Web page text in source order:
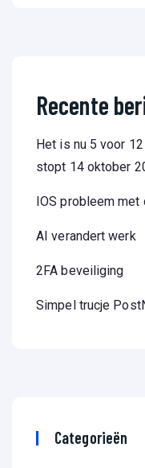
Recente
Het is nu 5 voor
stopt 14 oktober
IOS probleem met
AI verandert werk
2FA beveiliging
Simpel trucje
Categorieën